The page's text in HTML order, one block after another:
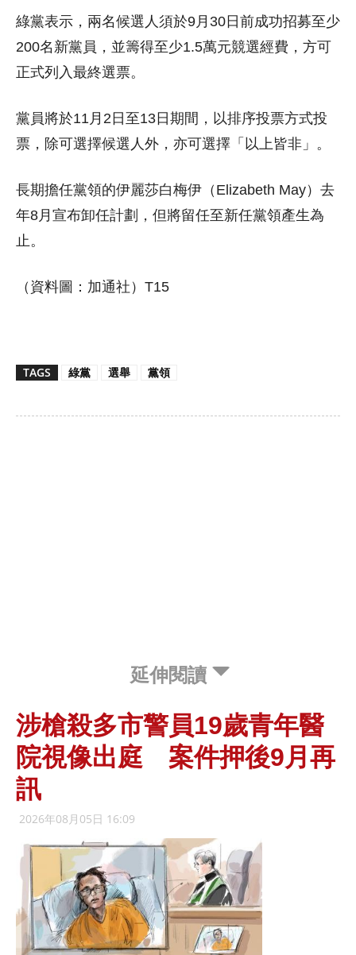
綠黨表示，兩名候選人須於9月30日前成功招募至少
200名新黨員，並籌得至少1.5萬元競選經費，方可
正式列入最終選票。
黨員將於11月2日至13日期間，以排序投票方式投
票，除可選擇候選人外，亦可選擇「以上皆非」。
長期擔任黨領的伊麗莎白梅伊（Elizabeth May）去
年8月宣布卸任計劃，但將留任至新任黨領產生為
止。
（資料圖：加通社）T15
TAGS 綠黨 選舉 黨領
延伸閱讀
涉槍殺多市警員19歲青年醫
院視像出庭 案件押後9月再
訊
2026年08月05日 16:09